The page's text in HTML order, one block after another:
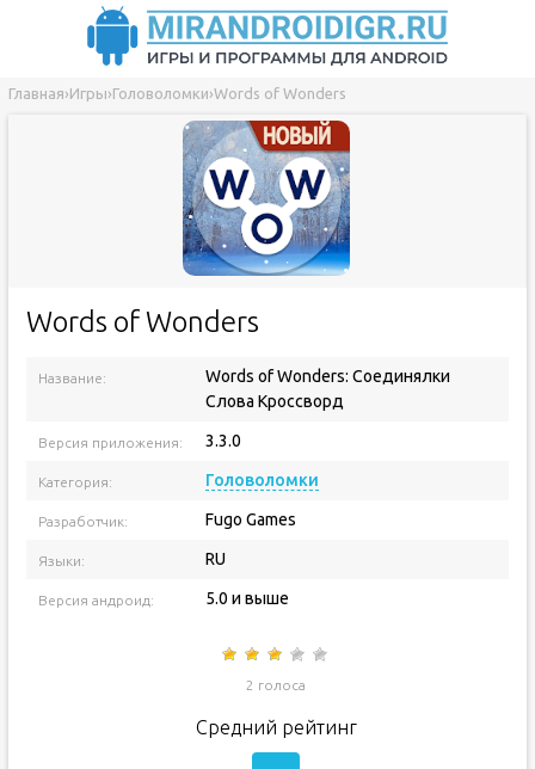
Главная›Игры›Головоломки›Words of Wonders
Words of Wonders
Название:
Words of Wonders: Соединялки
Слова Кроссворд
Версия приложения: 3.3.0
Категория: Головоломки
Разработчик: Fugo Games
Языки: RU
Версия андроид: 5.0 и выше
2 голоса
Средний рейтинг